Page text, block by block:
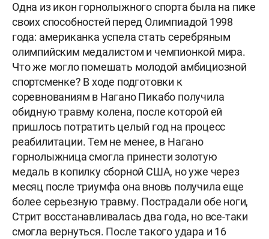
Одна из икон горнолыжного спорта была на пике
своих способностей перед Олимпиадой 1998
года: американка успела стать серебряным
олимпийским медалистом и чемпионкой мира.
Что же могло помешать молодой амбициозной
спортсменке? В ходе подготовки к
соревнованиям в Нагано Пикабо получила
обидную травму колена, после которой ей
пришлось потратить целый год на процесс
реабилитации. Тем не менее, в Нагано
горнолыжница смогла принести золотую
медаль в копилку сборной США, но уже через
месяц после триумфа она вновь получила еще
более серьезную травму. Пострадали обе ноги,
Стрит восстанавливалась два года, но все-таки
смогла вернуться. После такого удара и 16